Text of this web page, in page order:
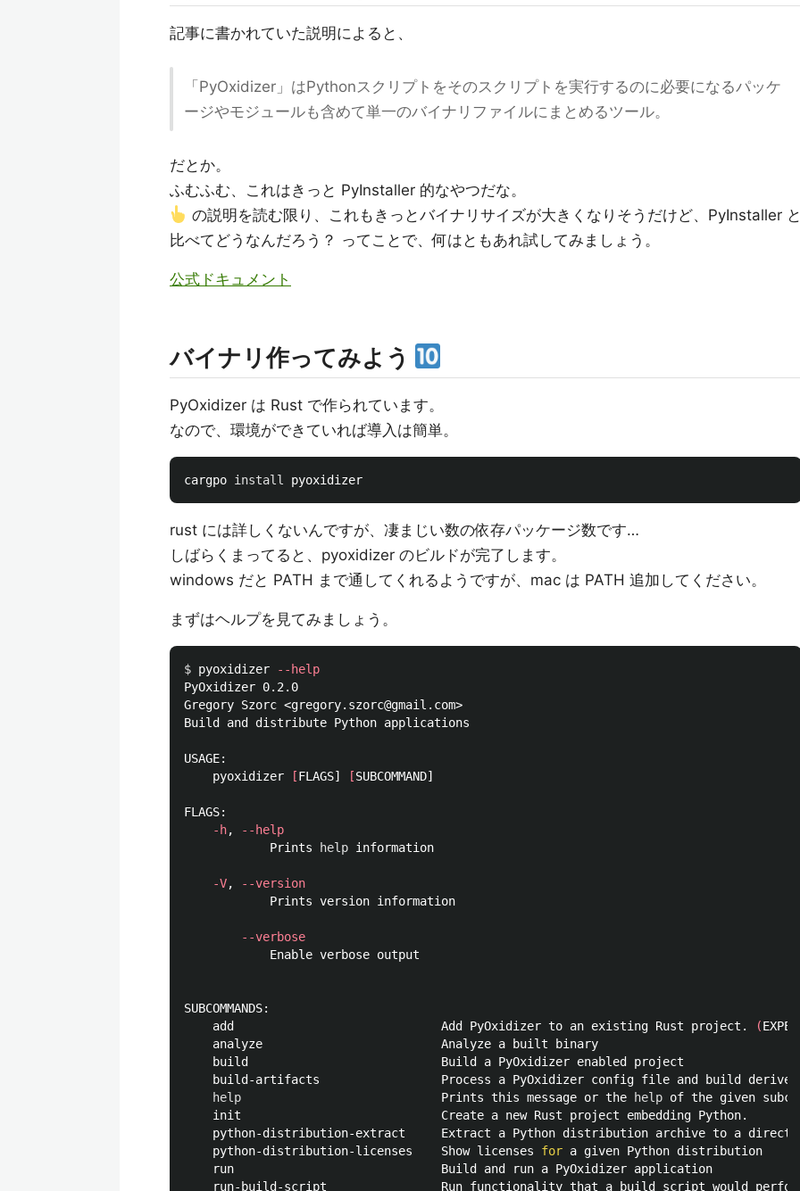
記事に書かれていた説明によると、
「PyOxidizer」はPythonスクリプトをそのスクリプトを実行するのに必要になるパッケ
ージやモジュールも含めて単一のバイナリファイルにまとめるツール。
だとか。
ふむふむ、これはきっと PyInstaller 的なやつだな。
の説明を読む限り、これもきっとバイナリサイズが大きくなりそうだけど、PyInstaller
比べてどうなんだろう？ ってことで、何はともあれ試してみましょう。
公式ドキュメント
バイナリ作ってみよう
PyOxidizer は Rust で作られています。
なので、環境ができていれば導入は簡単。
cargpo install
rust には詳しくないんですが、凄まじい数の依存パッケージ数です…
しばらくまってると、pyoxidizer のビルドが完了します。
windows だと PATH まで通してくれるようですが、mac は PATH 追加してください。
まずはヘルプを見てみましょう。
$ pyoxidizer
--help
PyOxidizer 0.2.0
Gregory Szorc <gregory.szorc@gmail.com>
Build and distribute Python applications
USAGE:
    pyoxidizer
[FLAGS] [SUBCOMMAND]
FLAGS:
-h,
--help
            Prints
help information
-V,
--version
            Prints version information
--verbose
            Enable verbose output
SUBCOMMANDS:
    add                             Add PyOxidizer to an existing Rust project.
(
    analyze                         Analyze a built binary
    build                           Build a PyOxidizer enabled project
build-artifacts                 Process a PyOxidizer config file and build
help Prints this message or the help of the given
    init                            Create a new Rust project embedding Python.
python-distribution-extract     Extract a Python distribution archive to a
    python-distribution-licenses    Show licenses
for a given Python distribution
    run                             Build and run a PyOxidizer application